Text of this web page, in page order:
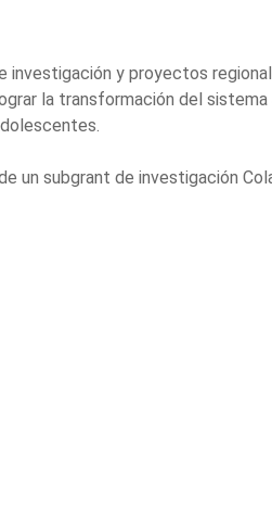
investigación y proyectos
la transformación del
un subgrant de investigación